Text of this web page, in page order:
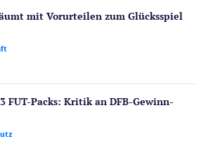
mit Vorurteilen zum Glücksspiel
FUT-Packs: Kritik an DFB-Gewinn­